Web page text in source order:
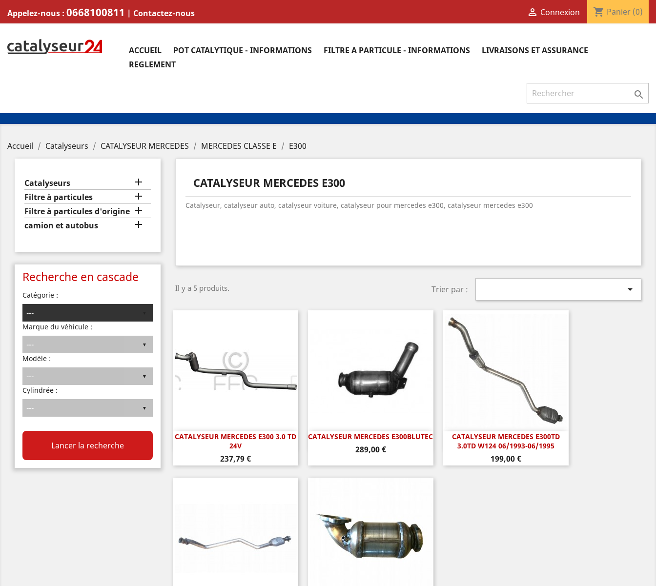
Appelez-nous : 0668100811 | Contactez-nous  Connexion shopping_cart Panier (0)
ACCUEIL POT CATALYTIQUE - INFORMATIONS FILTRE A PARTICULE - INFORMATIONS
LIVRAISONS ET ASSURANCE
REGLEMENT

Accueil Catalyseurs CATALYSEUR MERCEDES MERCEDES CLASSE E E300
Catalyseurs 
Filtre à particules 
Filtre à particules d'origine 
camion et autobus 
Recherche en cascade
Catégorie :
Marque du véhicule :
Modèle :
Cylindrée :
Lancer la recherche
CATALYSEUR MERCEDES E300
Catalyseur, catalyseur auto, catalyseur voiture, catalyseur pour mercedes e300, catalyseur mercedes e300
Il y a 5 produits. Trier par : 
CATALYSEUR MERCEDES E300 3.0 TD
24V
Prix
237,79 €
Aperçu rapide CATALYSEUR MERCEDES E300BLUTEC
Prix
289,00 €
Aperçu rapide
CATALYSEUR MERCEDES E300TD
3.0TD W124 06/1993-06/1995
Prix
199,00 €
Aperçu rapide